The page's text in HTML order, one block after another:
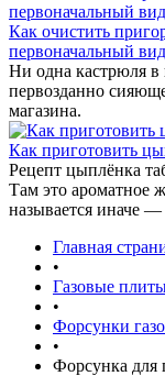
Как очистить
первоначальный вид
Ни одна кастрюля в
первозданно
магазина.
Как приготовить
Рецепт цыплёнка
Там это ароматное
называется иначе
Главная
•
Газовые
•
Форсунки
•
Форсунка для